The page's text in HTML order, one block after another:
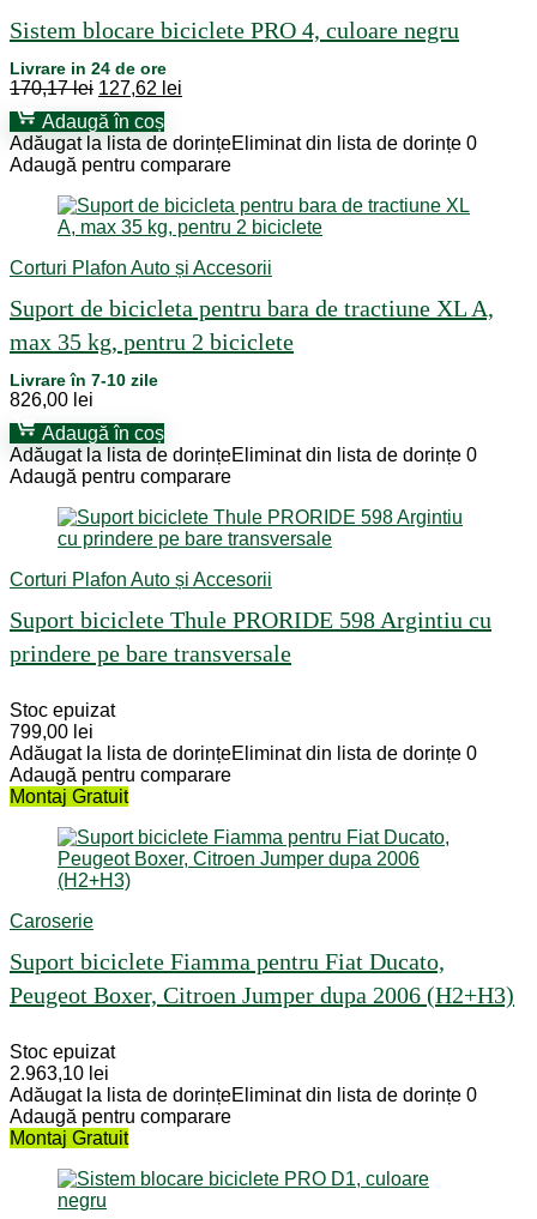
Sistem blocare biciclete PRO 4, culoare negru
Livrare in 24 de ore
170,17lei Prețul
inițial
a
fost:
170,17 lei.
127,62 lei
127,62 lei.
Adaugă în coș
Adăugat la lista de dorințeEliminat din lista de dorințe 0
Adaugă pentru comparare
Corturi Plafon Auto și Accesorii
Suport de bicicleta pentru bara de tractiune XL A,
max 35 kg, pentru 2 biciclete
Livrare în 7-10 zile
826,00 lei
Adaugă în coș
Adăugat la lista de dorințeEliminat din lista de dorințe 0
Adaugă pentru comparare
Corturi Plafon Auto și Accesorii
Suport biciclete Thule PRORIDE 598 Argintiu cu
prindere pe bare transversale
Stoc epuizat
799,00 lei
Adăugat la lista de dorințeEliminat din lista de dorințe 0
Adaugă pentru comparare
Montaj Gratuit
Caroserie
Suport biciclete Fiamma pentru Fiat Ducato,
Peugeot Boxer, Citroen Jumper dupa 2006 (H2+H3)
Stoc epuizat
2.963,10 lei
Adăugat la lista de dorințeEliminat din lista de dorințe 0
Adaugă pentru comparare
Montaj Gratuit